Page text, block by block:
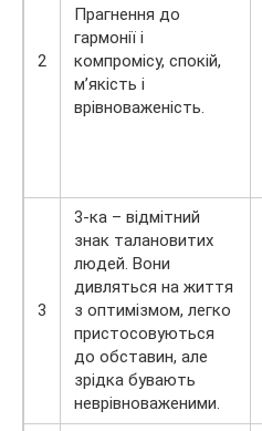
2
Прагнення до
гармонії і
компромісу, спокій,
м’якість і
врівноваженість.
3
3-ка – відмітний
знак талановитих
людей. Вони
дивляться на життя
з оптимізмом, легко
пристосовуються
до обставин, але
зрідка бувають
неврівноваженими.